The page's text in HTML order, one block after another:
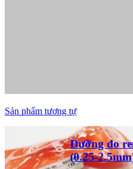
Sản phẩm tương tự
Dưỡng đo
(0.25-